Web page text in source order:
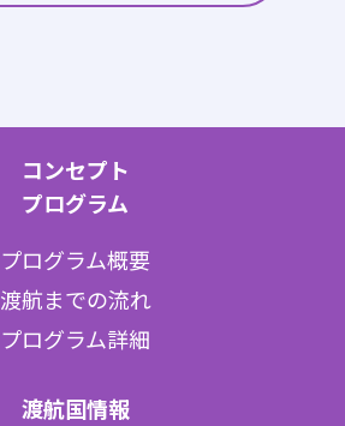
コンセプト
プログラム
プログラム概要
渡航までの流れ
プログラム詳細
渡航国情報